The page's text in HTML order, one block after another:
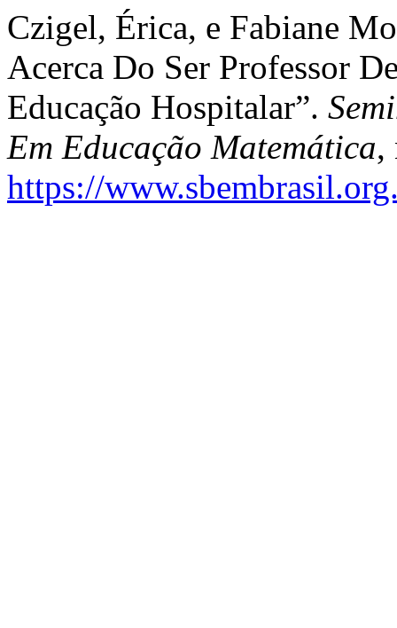
Czigel, Érica, e Fabiane
Acerca Do Ser Professor
Educação Hospitalar”.
Em Educação Matemática,
https://